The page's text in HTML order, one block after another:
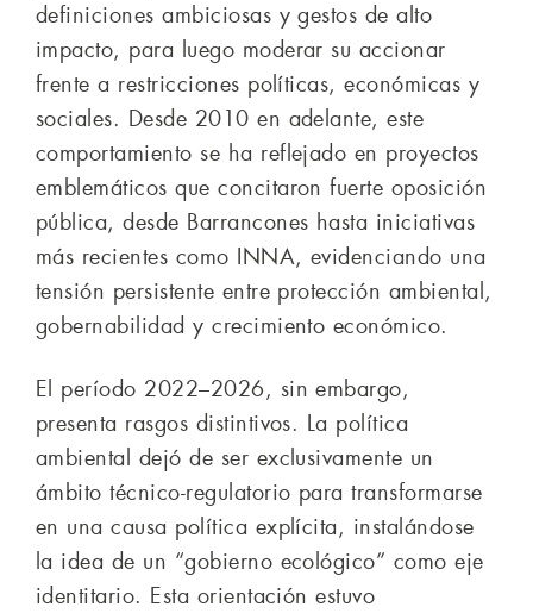
definiciones ambiciosas y gestos de alto
impacto, para luego moderar su accionar
frente a restricciones políticas, económicas y
sociales. Desde 2010 en adelante, este
comportamiento se ha reflejado en proyectos
emblemáticos que concitaron fuerte oposición
pública, desde Barrancones hasta iniciativas
más recientes como INNA, evidenciando una
tensión persistente entre protección ambiental,
gobernabilidad y crecimiento económico.
El período 2022–2026, sin embargo,
presenta rasgos distintivos. La política
ambiental dejó de ser exclusivamente un
ámbito técnico-regulatorio para transformarse
en una causa política explícita, instalándose
la idea de un “gobierno ecológico” como eje
identitario. Esta orientación estuvo